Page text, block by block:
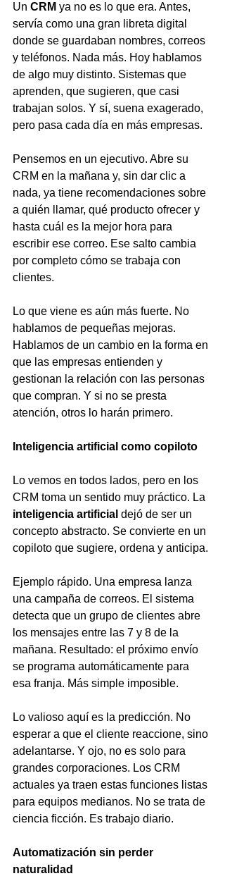
Un CRM ya no es lo que era. Antes,
servía como una gran libreta digital
donde se guardaban nombres, correos
y teléfonos. Nada más. Hoy hablamos
de algo muy distinto. Sistemas que
aprenden, que sugieren, que casi
trabajan solos. Y sí, suena exagerado,
pero pasa cada día en más empresas.
Pensemos en un ejecutivo. Abre su
CRM en la mañana y, sin dar clic a
nada, ya tiene recomendaciones sobre
a quién llamar, qué producto ofrecer y
hasta cuál es la mejor hora para
escribir ese correo. Ese salto cambia
por completo cómo se trabaja con
clientes.
Lo que viene es aún más fuerte. No
hablamos de pequeñas mejoras.
Hablamos de un cambio en la forma en
que las empresas entienden y
gestionan la relación con las personas
que compran. Y si no se presta
atención, otros lo harán primero.
Inteligencia artificial como copiloto
Lo vemos en todos lados, pero en los
CRM toma un sentido muy práctico. La
inteligencia artificial dejó de ser un
concepto abstracto. Se convierte en un
copiloto que sugiere, ordena y anticipa.
Ejemplo rápido. Una empresa lanza
una campaña de correos. El sistema
detecta que un grupo de clientes abre
los mensajes entre las 7 y 8 de la
mañana. Resultado: el próximo envío
se programa automáticamente para
esa franja. Más simple imposible.
Lo valioso aquí es la predicción. No
esperar a que el cliente reaccione, sino
adelantarse. Y ojo, no es solo para
grandes corporaciones. Los CRM
actuales ya traen estas funciones listas
para equipos medianos. No se trata de
ciencia ficción. Es trabajo diario.
Automatización sin perder
naturalidad